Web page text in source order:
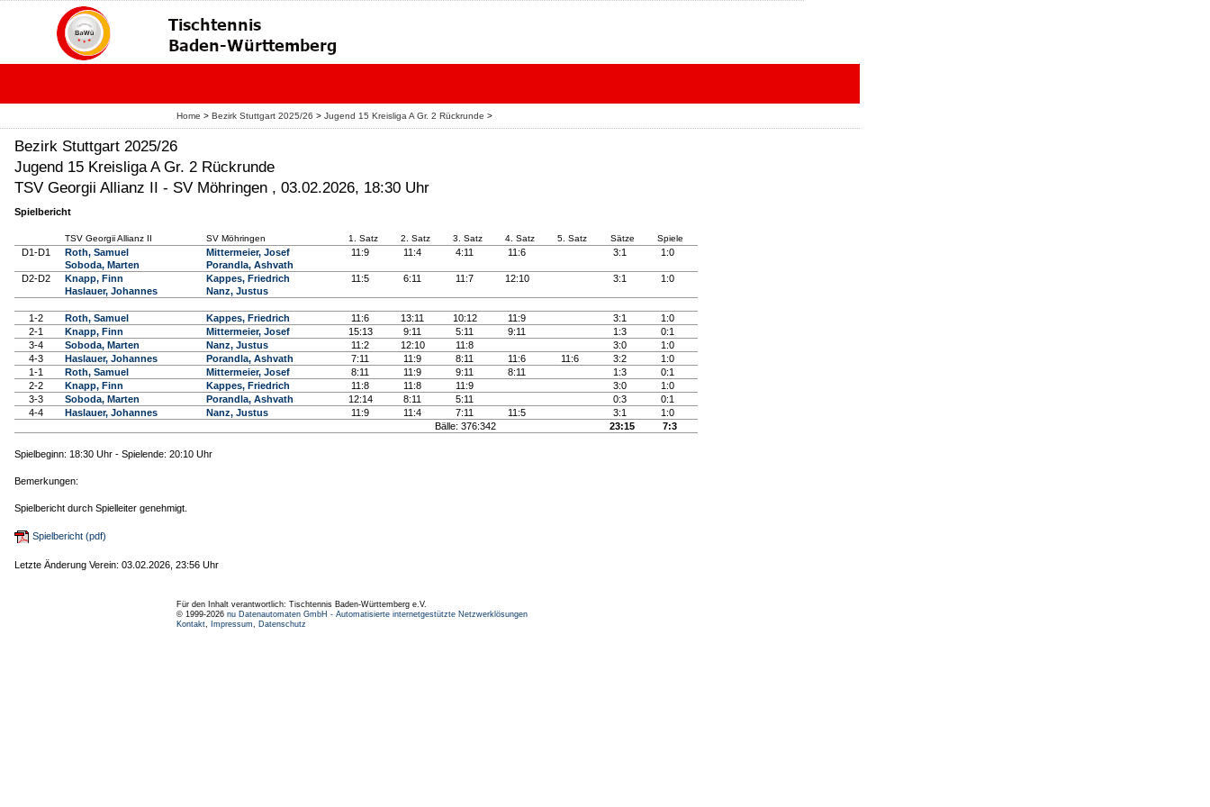
Home > Bezirk Stuttgart 2025/26 > Jugend 15 Kreisliga A Gr. 2 Rückrunde >
Bezirk Stuttgart 2025/26
Jugend 15 Kreisliga A Gr. 2 Rückrunde
TSV Georgii Allianz II - SV Möhringen , 03.02.2026, 18:30 Uhr
Spielbericht
TSV Georgii Allianz II SV Möhringen 1. Satz 2. Satz 3. Satz 4. Satz 5. Satz Sätze Spiele
D1-D1
Roth, Samuel
Soboda, Marten
Mittermeier, Josef
Porandla, Ashvath
11:9 11:4 4:11 11:6 3:1 1:0
D2-D2
Knapp, Finn
Haslauer, Johannes
Kappes, Friedrich
Nanz, Justus
11:5 6:11 11:7 12:10 3:1 1:0
1-2 Roth, Samuel Kappes, Friedrich 11:6 13:11 10:12 11:9 3:1
1:0
2-1
Knapp, Finn Mittermeier, Josef 15:13 9:11 5:11 9:11 1:3
0:1
3-4
Soboda, Marten Nanz, Justus 11:2 12:10 11:8 3:0
1:0
4-3
Haslauer, Johannes Porandla, Ashvath 7:11 11:9 8:11 11:6 11:6 3:2
1:0
1-1
Roth, Samuel Mittermeier, Josef 8:11 11:9 9:11 8:11 1:3
0:1
2-2
Knapp, Finn Kappes, Friedrich 11:8 11:8 11:9 3:0
1:0
3-3
Soboda, Marten Porandla, Ashvath 12:14 8:11 5:11 0:3
0:1
4-4
Haslauer, Johannes Nanz, Justus 11:9 11:4 7:11 11:5 3:1
1:0
Bälle: 376:342
23:15 7:3
Spielbeginn: 18:30 Uhr - Spielende: 20:10 Uhr
Bemerkungen:
Spielbericht durch Spielleiter genehmigt.
Spielbericht (pdf)
Letzte Änderung Verein: 03.02.2026, 23:56 Uhr
Für den Inhalt verantwortlich: Tischtennis Baden-Württemberg e.V.
© 1999-2026 nu Datenautomaten GmbH - Automatisierte internetgestützte Netzwerklösungen
Kontakt, Impressum, Datenschutz